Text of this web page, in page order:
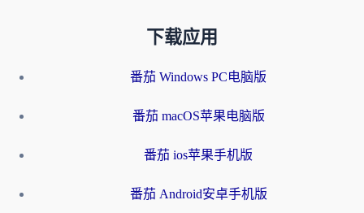
下载应用
番茄 Windows PC电脑版
番茄 macOS苹果电脑版
番茄 ios苹果手机版
番茄 Android安卓手机版